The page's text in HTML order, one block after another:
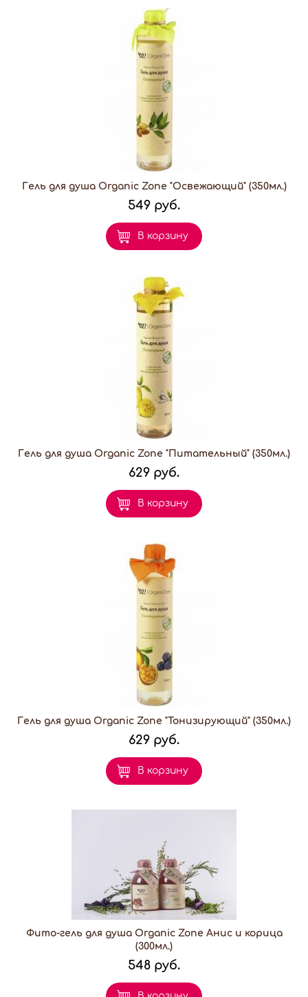
Гель для душа Organic Zone "Освежающий" (350мл.)
549 руб.
В корзину
Гель для душа Organic Zone "Питательный" (350мл.)
629 руб.
В корзину
Гель для душа Organic Zone "Тонизирующий" (350мл.)
629 руб.
В корзину
Фито-гель для душа Organic Zone Анис и корица
(300мл.)
548 руб.